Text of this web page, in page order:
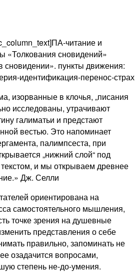
читание и
«Толкования сновидений»
пункты движения:
идентификация-перенос-страх
изорванные в клочья, „писания
исследованы, утрачивают
галиматьи и предстают
вестью. Это напоминает
палимпсеста, при
„нижний слой“ под
и мы открываем древнее
Дж. Селли
ориентирована на
самостоятельного мышления,
точке зрения на душевные
представления о себе
правильно, запоминать не
озадачится вопросами,
степень не-до-умения.